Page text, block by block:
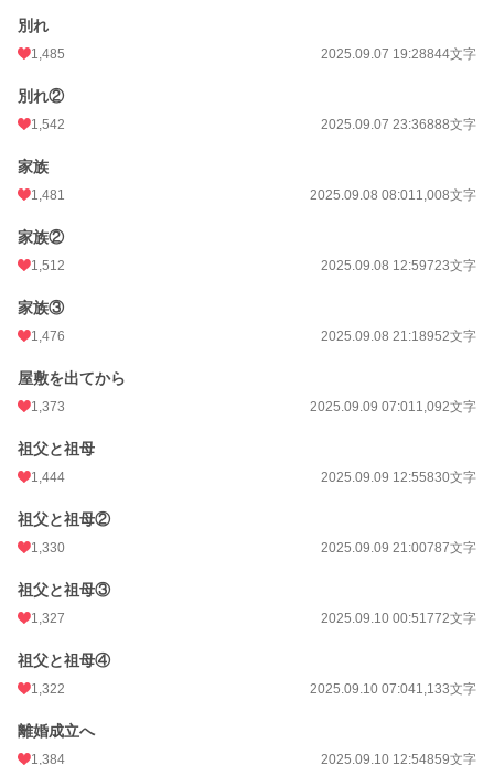
別れ
1,485 2025.09.07 19:28844文字
別れ②
1,542 2025.09.07 23:36888文字
家族
1,481 2025.09.08 08:011,008文字
家族②
1,512 2025.09.08 12:59723文字
家族③
1,476 2025.09.08 21:18952文字
屋敷を出てから
1,373 2025.09.09 07:011,092文字
祖父と祖母
1,444 2025.09.09 12:55830文字
祖父と祖母②
1,330 2025.09.09 21:00787文字
祖父と祖母③
1,327 2025.09.10 00:51772文字
祖父と祖母④
1,322 2025.09.10 07:041,133文字
離婚成立へ
1,384 2025.09.10 12:54859文字